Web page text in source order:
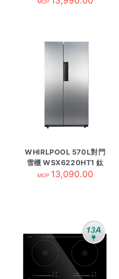
MOP
WHIRLPOOL 570L對門
雪櫃 WSX6220HT1 鈦
綱銀色
MOP 13,090.00